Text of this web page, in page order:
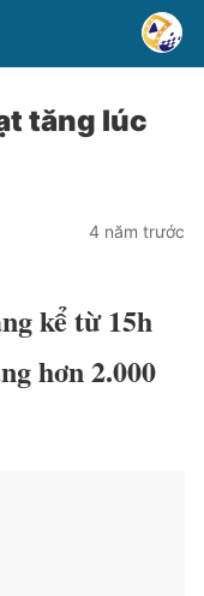
tăng lúc
4 năm trước
kể từ 15h
hơn 2.000